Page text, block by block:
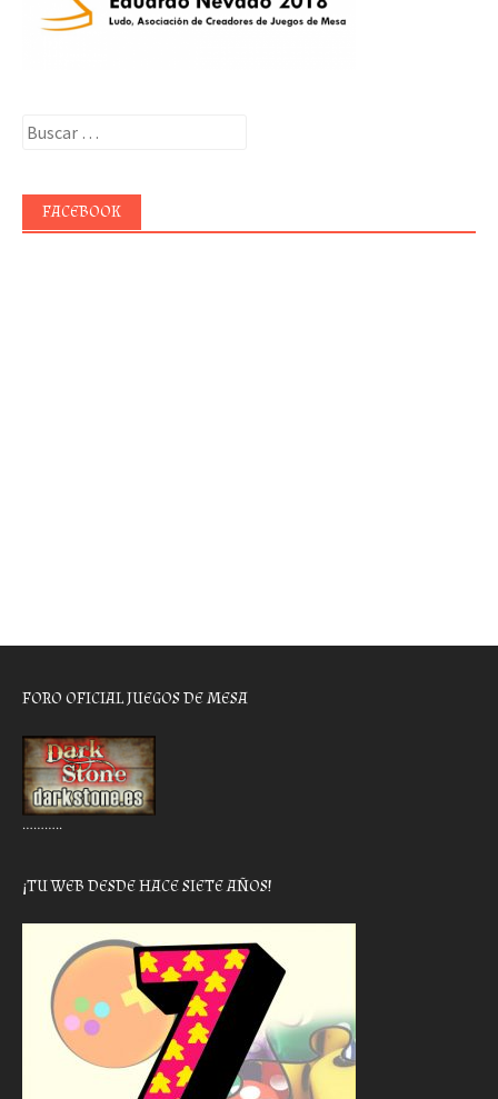
Buscar:
FACEBOOK
FORO OFICIAL JUEGOS DE MESA
………..
¡TU WEB DESDE HACE SIETE AÑOS!